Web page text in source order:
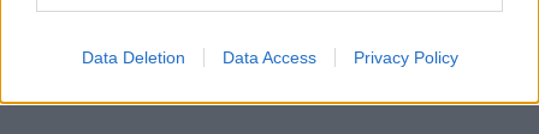
Data Deletion Data Access Privacy Policy
Diskutera: Vad tycker du om Aston Martin DBS